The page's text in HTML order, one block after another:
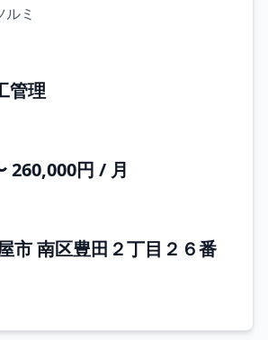
ミ
管理
260,000円 / 月
市 南区豊田２丁目２６番